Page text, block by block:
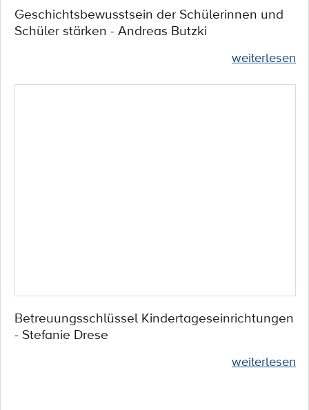
Geschichtsbewusstsein der Schülerinnen und
Schüler stärken - Andreas Butzki
weiterlesen
Betreuungsschlüssel Kindertageseinrichtungen
- Stefanie Drese
weiterlesen